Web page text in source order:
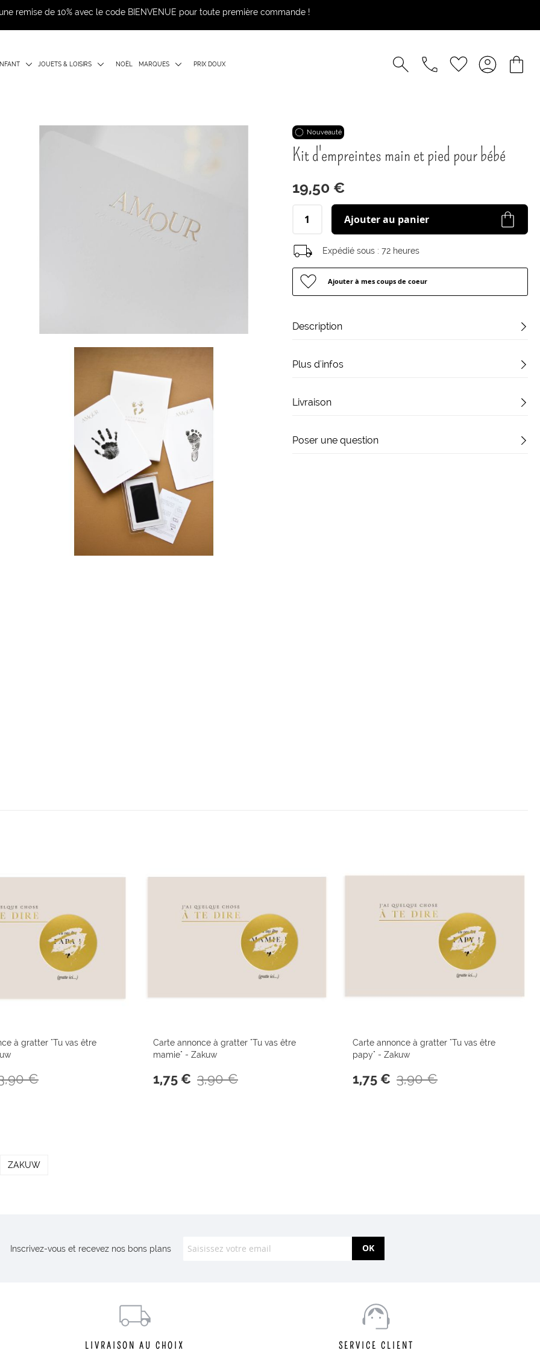
remise de 10% avec le code BIENVENUE pour toute première commande !
JOUETS & LOISIRS NOËL MARQUES PRIX DOUX
Nouveauté
Kit d'empreintes main et pied pour bébé
19,50 €
Ajouter au panier
Expédié sous : 72 heures
Ajouter à mes coups de coeur
Description
Plus d'infos
Livraison
Poser une question
à gratter "Tu vas être
€
Carte annonce à gratter "Tu vas être
mamie" - Zakuw
1,75 € 3,90 €
Carte annonce à gratter "Tu vas être
papy" - Zakuw
1,75 € 3,90 €
ZAKUW
Inscrivez-vous et recevez nos bons plans OK
LIVRAISON AU CHOIX SERVICE CLIENT